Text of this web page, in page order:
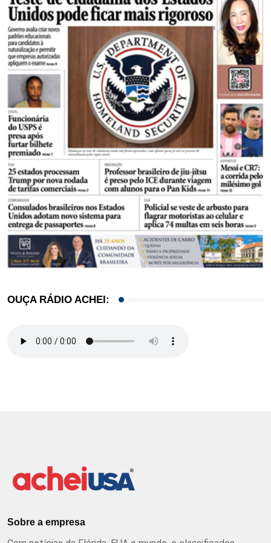
OUÇA RÁDIO ACHEI:
Sobre a empresa